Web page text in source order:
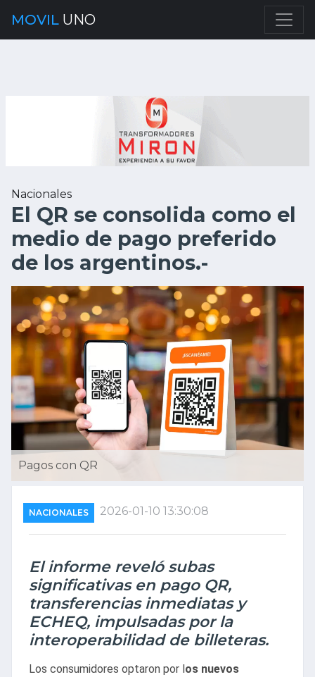
MOVIL UNO
Nacionales
El QR se consolida como el
medio de pago preferido
de los argentinos.-
Pagos con QR
NACIONALES 2026-01-10 13:30:08
El informe reveló subas
significativas en pago QR,
transferencias inmediatas y
ECHEQ, impulsadas por la
interoperabilidad de billeteras.
Los consumidores optaron por l os nuevos